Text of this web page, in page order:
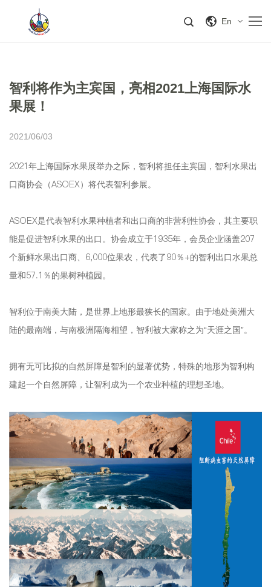
En
智利将作为主宾国，亮相2021上海国际水
果展！
2021/06/03
2021年上海国际水果展举办之际，智利将担任主宾国，智利水果出
口商协会（ASOEX）将代表智利参展。
ASOEX是代表智利水果种植者和出口商的非营利性协会，其主要职
能是促进智利水果的出口。协会成立于1935年，会员企业涵盖207
个新鲜水果出口商、6,000位果农，代表了90％+的智利出口水果总
量和57.1％的果树种植园。
智利位于南美大陆，是世界上地形最狭长的国家。由于地处美洲大
陆的最南端，与南极洲隔海相望，智利被大家称之为“天涯之国”。
拥有无可比拟的自然屏障是智利的显著优势，特殊的地形为智利构
建起一个自然屏障，让智利成为一个农业种植的理想圣地。